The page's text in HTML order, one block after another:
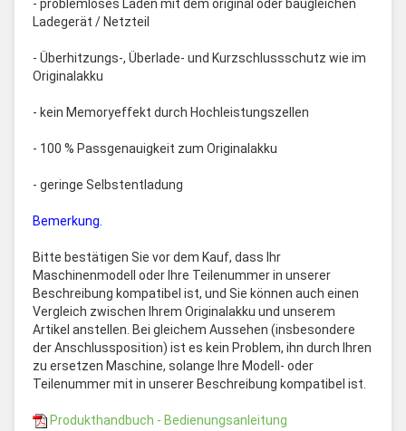
- problemloses Laden mit dem original oder baugleichen
Ladegerät / Netzteil
- Überhitzungs-, Überlade- und Kurzschlussschutz wie im
Originalakku
- kein Memoryeffekt durch Hochleistungszellen
- 100 % Passgenauigkeit zum Originalakku
- geringe Selbstentladung
Bemerkung.
Bitte bestätigen Sie vor dem Kauf, dass Ihr
Maschinenmodell oder Ihre Teilenummer in unserer
Beschreibung kompatibel ist, und Sie können auch einen
Vergleich zwischen Ihrem Originalakku und unserem
Artikel anstellen. Bei gleichem Aussehen (insbesondere
der Anschlussposition) ist es kein Problem, ihn durch Ihren
zu ersetzen Maschine, solange Ihre Modell- oder
Teilenummer mit in unserer Beschreibung kompatibel ist.
Produkthandbuch - Bedienungsanleitung